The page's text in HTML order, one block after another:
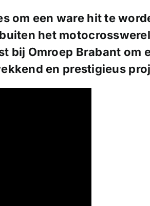
om een ware hit te
het
bij Omroep Brabant om
en prestigieus